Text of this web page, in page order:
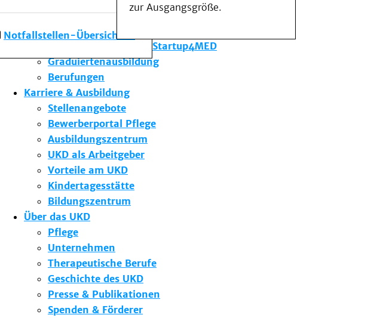
Notfallstellen-Übersicht
zur Ausgangsgröße.
Forschung am UKD
Studium & Lehre
Gründungsförderung Startup4MED
Graduiertenausbildung
Berufungen
Karriere & Ausbildung
Stellenangebote
Bewerberportal Pflege
Ausbildungszentrum
UKD als Arbeitgeber
Vorteile am UKD
Kindertagesstätte
Bildungszentrum
Über das UKD
Pflege
Unternehmen
Therapeutische Berufe
Geschichte des UKD
Presse & Publikationen
Spenden & Förderer